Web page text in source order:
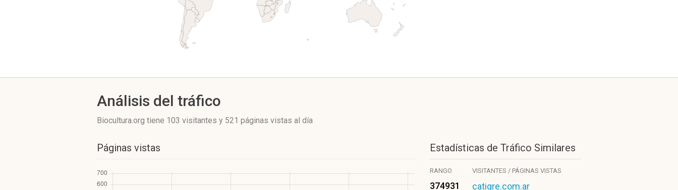
Análisis del tráfico
Biocultura.org tiene 103 visitantes y 521 páginas vistas al día
Páginas vistas Estadísticas de Tráfico Similares
RANGO VISITANTES / PÁGINAS VISTAS
374931 catigre.com.ar